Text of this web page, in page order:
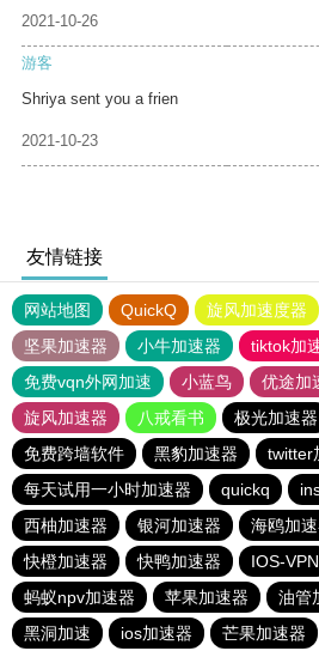
2021-10-26
游客
Shriya sent you a frien
2021-10-23
友情链接
网站地图 QuickQ 旋风加速度器
坚果加速器
小牛加速器 tiktok加
免费vqn外网加速
小蓝鸟 优途加
旋风加速器
八戒看书 极光加速器
免费跨墙软件
黑豹加速器
twitter
每天试用一小时加速器
quickq
西柚加速器
银河加速器 海鸥加
快橙加速器
快鸭加速器 IOS-VPN
蚂蚁npv加速器
苹果加速器
油管
黑洞加速
ios加速器 芒果加速器